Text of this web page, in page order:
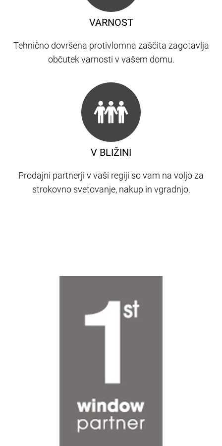
V BLIŽINI
Prodajni partnerji v vaši regiji so vam na voljo za
strokovno svetovanje, nakup in vgradnjo.
VARNOST
Tehnično dovršena protivlomna zaščita zagotavlja
občutek varnosti v vašem domu.